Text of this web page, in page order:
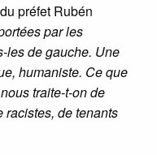
préfet Rubén
par les
les de gauche. Une
humaniste. Ce que
traite-t-on de
racistes, de tenants